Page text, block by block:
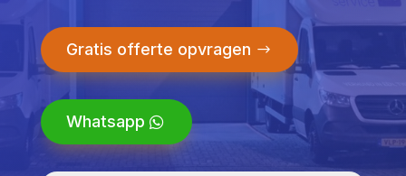
Gratis offerte opvragen
Whatsapp